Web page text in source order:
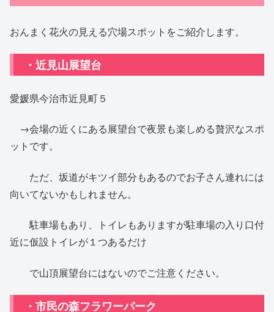
おんまく花火の見える穴場スポットをご紹介します。
・近見山展望台
愛媛県今治市近見町５
→会場の近くにある展望台で夜景も楽しめる贅沢なスポ
ットです。
ただ、坂道がキツイ部分もあるのでお子さん連れには
向いてないかもしれません。
駐車場もあり、トイレもありますが駐車場の入り口付
近に仮設トイレが１つあるだけ
で山頂展望台にはないのでご注意ください。
・市民の森フラワーパーク